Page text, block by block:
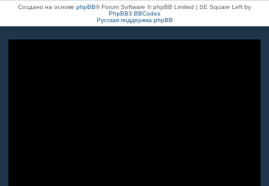
Создано на основе phpBB® Forum Software © phpBB Limited | SE Square Left by
PhpBB3 BBCodes
Русская поддержка phpBB